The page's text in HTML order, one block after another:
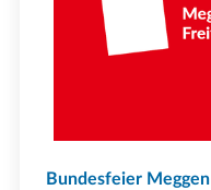
Bundesfeier Meggen